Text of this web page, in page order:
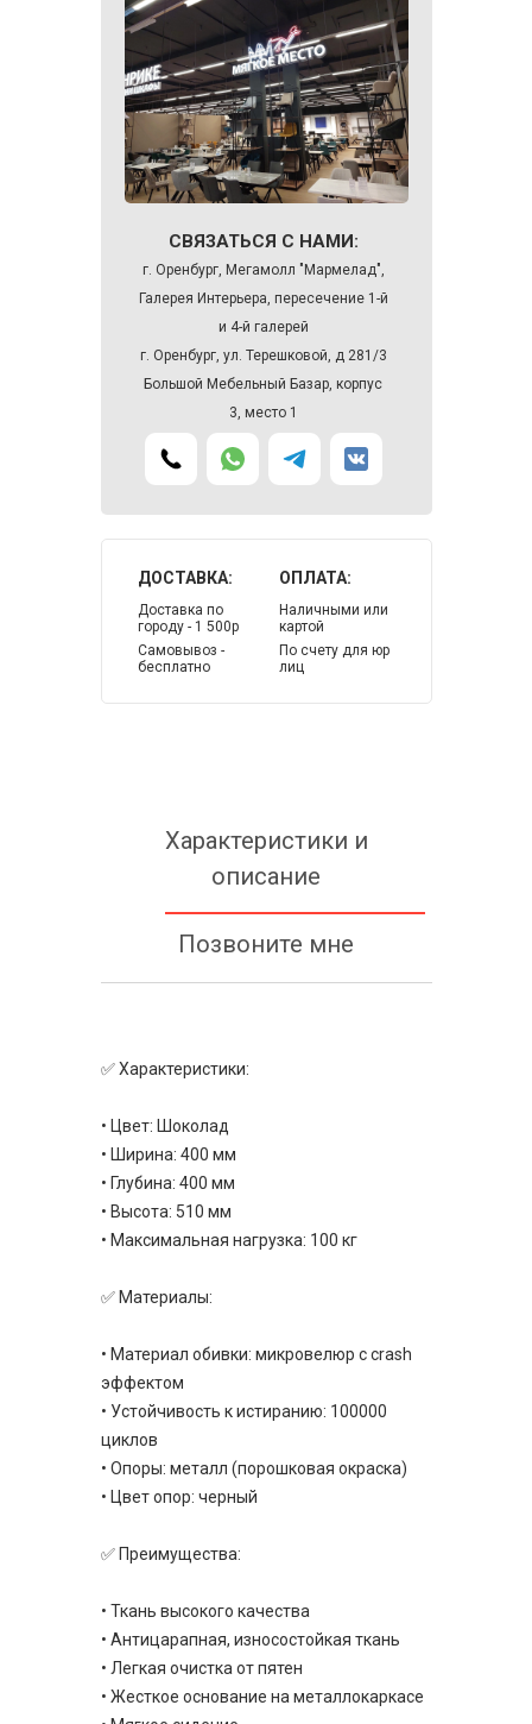
СВЯЗАТЬСЯ С НАМИ:
г. Оренбург, Мегамолл "Мармелад",
Галерея Интерьера, пересечение 1-й
и 4-й галерей
г. Оренбург, ул. Терешковой, д 281/3
Большой Мебельный Базар, корпус
3, место 1
ДОСТАВКА:
Доставка по
городу - 1 500р
Самовывоз -
бесплатно
ОПЛАТА:
Наличными или
картой
По счету для юр
лиц
Характеристики и
описание
Позвоните мне
✅ Характеристики:
• Цвет: Шоколад
• Ширина: 400 мм
• Глубина: 400 мм
• Высота: 510 мм
• Максимальная нагрузка: 100 кг
✅ Материалы:
• Материал обивки: микровелюр с crash
эффектом
• Устойчивость к истиранию: 100000
циклов
• Опоры: металл (порошковая окраска)
• Цвет опор: черный
✅ Преимущества:
• Ткань высокого качества
• Антицарапная, износостойкая ткань
• Легкая очистка от пятен
• Жесткое основание на металлокаркасе